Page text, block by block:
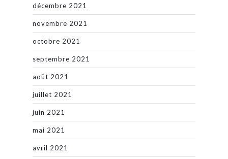
décembre 2021
novembre 2021
octobre 2021
septembre 2021
août 2021
juillet 2021
juin 2021
mai 2021
avril 2021